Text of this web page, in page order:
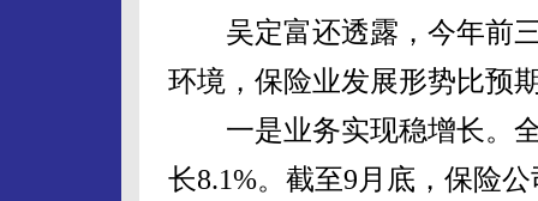
吴定富还透露，今年前三
环境，保险业发展形势比预
一是业务实现稳增长。全
长8.1%。截至9月底，保险